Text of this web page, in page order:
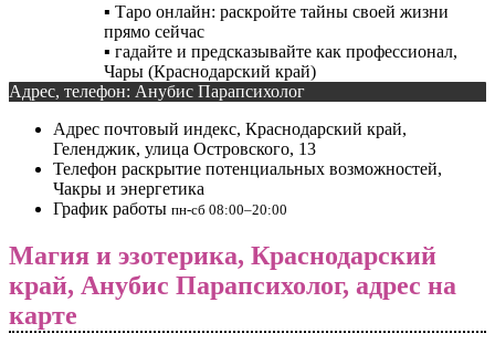
▪️ Таро онлайн: раскройте тайны своей жизни
прямо сейчас
▪️ гадайте и предсказывайте как профессионал,
Чары (Краснодарский край)
Адрес, телефон: Анубис Парапсихолог
Адрес почтовый индекс, Краснодарский край,
Геленджик, улица Островского, 13
Телефон раскрытие потенциальных возможностей,
Чакры и энергетика
График работы пн-сб 08:00–20:00
Магия и эзотерика, Краснодарский
край, Анубис Парапсихолог, адрес на
карте